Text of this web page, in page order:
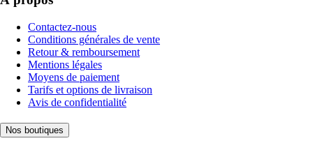
Contactez-nous
Conditions générales de vente
Retour & remboursement
Mentions légales
Moyens de paiement
Tarifs et options de livraison
Avis de confidentialité
Nos boutiques